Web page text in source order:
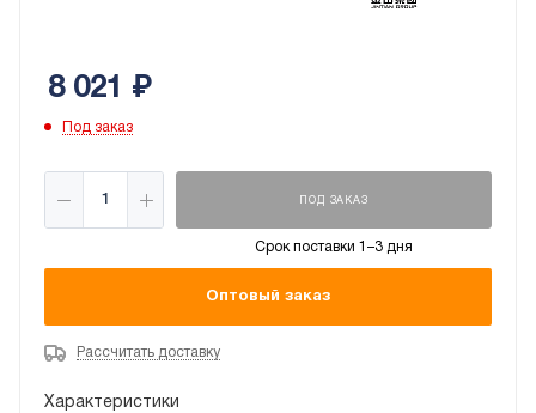
8 021 ₽
Под заказ
ПОД ЗАКАЗ
Срок поставки 1–3 дня
Оптовый заказ
Рассчитать доставку
Характеристики